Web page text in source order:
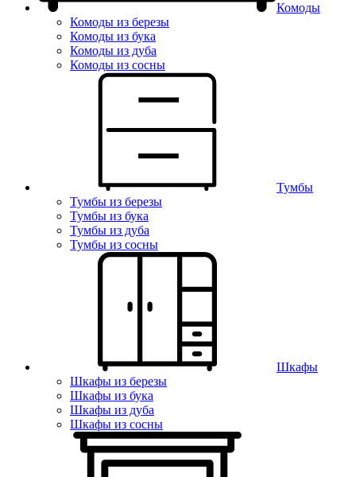
Комоды
Комоды из березы
Комоды из бука
Комоды из дуба
Комоды из сосны
Тумбы
Тумбы из березы
Тумбы из бука
Тумбы из дуба
Тумбы из сосны
Шкафы
Шкафы из березы
Шкафы из бука
Шкафы из дуба
Шкафы из сосны